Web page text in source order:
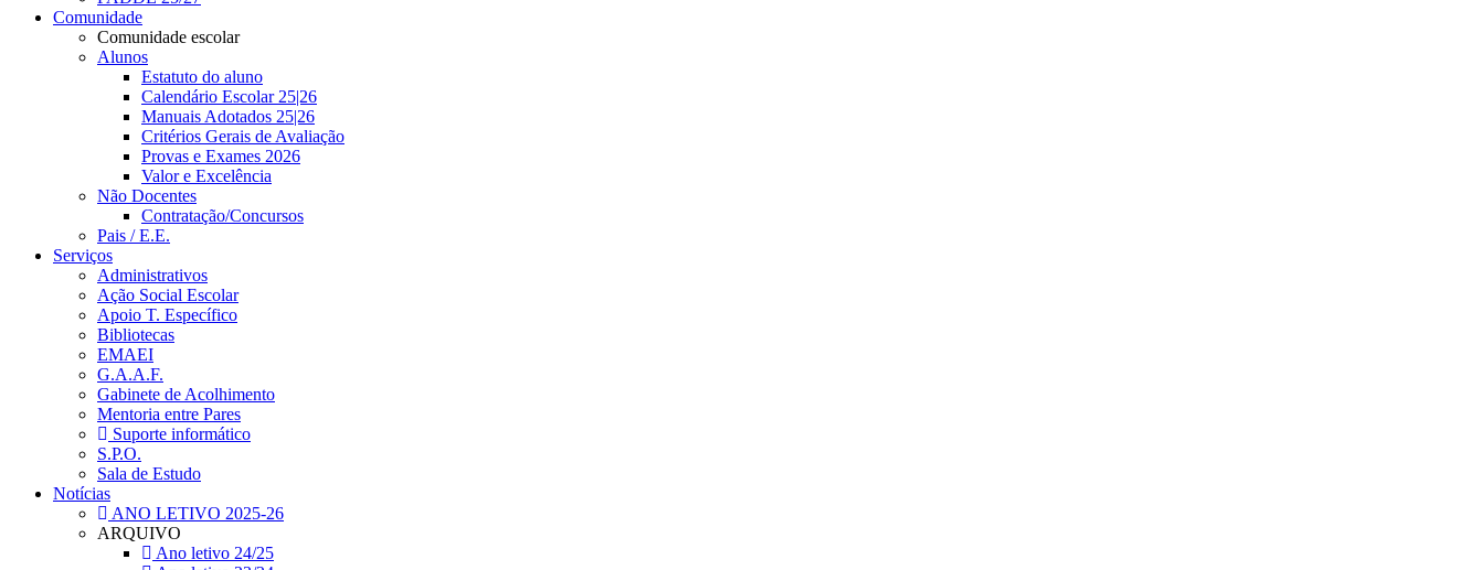
Comunidade
Comunidade escolar
Alunos
Estatuto do aluno
Calendário Escolar 25|26
Manuais Adotados 25|26
Critérios Gerais de Avaliação
Provas e Exames 2026
Valor e Excelência
Não Docentes
Contratação/Concursos
Pais / E.E.
Serviços
Administrativos
Ação Social Escolar
Apoio T. Específico
Bibliotecas
EMAEI
G.A.A.F.
Gabinete de Acolhimento
Mentoria entre Pares
Suporte informático
S.P.O.
Sala de Estudo
Notícias
ANO LETIVO 2025-26
ARQUIVO
Ano letivo 24/25